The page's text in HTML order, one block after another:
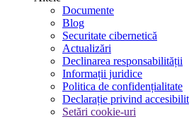
Documente
Blog
Securitate cibernetică
Actualizări
Declinarea responsabilității
Informații juridice
Politica de confidențialitate
Declarație privind
Setări cookie-uri